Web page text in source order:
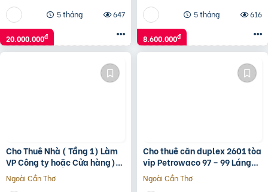
5 tháng
647
20.000.000đ
5 tháng
616
8.600.000đ
Cho Thuê Nhà ( Tầng 1) Làm
VP Công ty hoặc Cửa hàng)
13/ 129 Nguyễn Xiển, Hạ
Đình,Thanh Xuân, Hà Nội
Ngoài Cần Thơ
Cho thuê căn duplex 2601 tòa
vip Petrowaco 97 – 99 Láng
Hạ tặng nội thất sang trọng
tiêu chuẩn 5*
Ngoài Cần Thơ